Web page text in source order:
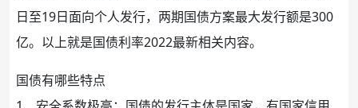
日至19日面向个人发行，两期国债方案最大发行额是300
亿。以上就是国债利率2022最新相关内容。
国债有哪些特点